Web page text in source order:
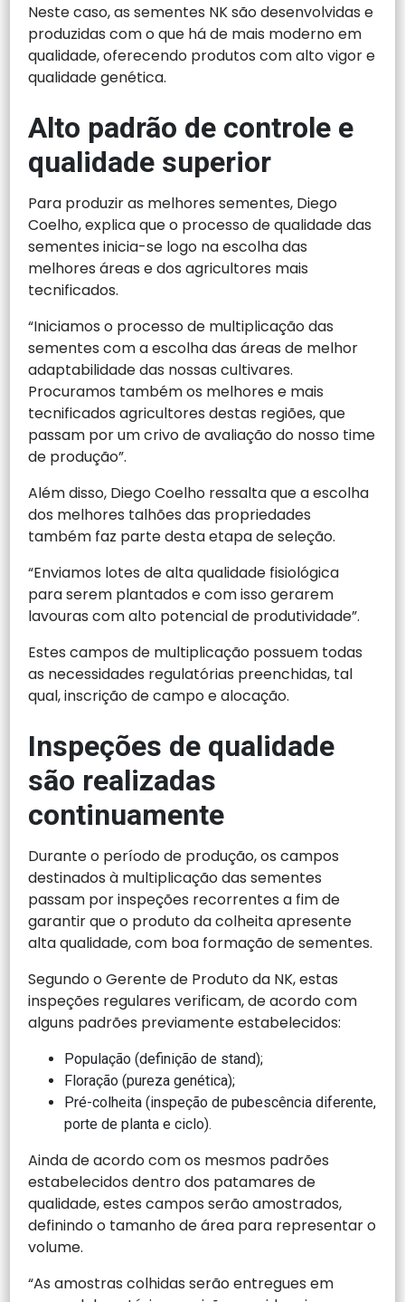
Neste caso, as sementes NK são desenvolvidas e
produzidas com o que há de mais moderno em
qualidade, oferecendo produtos com alto vigor e
qualidade genética.
Alto padrão de controle e
qualidade superior
Para produzir as melhores sementes, Diego
Coelho, explica que o processo de qualidade das
sementes inicia-se logo na escolha das
melhores áreas e dos agricultores mais
tecnificados.
“Iniciamos o processo de multiplicação das
sementes com a escolha das áreas de melhor
adaptabilidade das nossas cultivares.
Procuramos também os melhores e mais
tecnificados agricultores destas regiões, que
passam por um crivo de avaliação do nosso time
de produção”.
Além disso, Diego Coelho ressalta que a escolha
dos melhores talhões das propriedades
também faz parte desta etapa de seleção.
“Enviamos lotes de alta qualidade fisiológica
para serem plantados e com isso gerarem
lavouras com alto potencial de produtividade”.
Estes campos de multiplicação possuem todas
as necessidades regulatórias preenchidas, tal
qual, inscrição de campo e alocação.
Inspeções de qualidade
são realizadas
continuamente
Durante o período de produção, os campos
destinados à multiplicação das sementes
passam por inspeções recorrentes a fim de
garantir que o produto da colheita apresente
alta qualidade, com boa formação de sementes.
Segundo o Gerente de Produto da NK, estas
inspeções regulares verificam, de acordo com
alguns padrões previamente estabelecidos:
População (definição de stand);
Floração (pureza genética);
Pré-colheita (inspeção de pubescência diferente,
porte de planta e ciclo).
Ainda de acordo com os mesmos padrões
estabelecidos dentro dos patamares de
qualidade, estes campos serão amostrados,
definindo o tamanho de área para representar o
volume.
“As amostras colhidas serão entregues em